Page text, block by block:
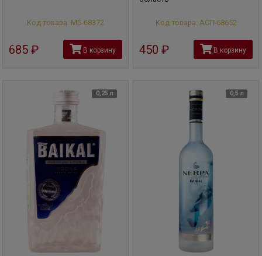
Код товара: МБ-68372
685 В корзину
Код товара: АСП-68652
450 В корзину
0,25 л 0,5 л